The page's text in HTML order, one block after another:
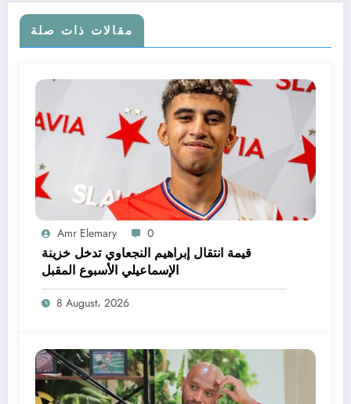
مقالات ذات صلة
Amr Elemary 0
قيمة انتقال إبراهيم النجعاوي تدخل خزينة
الإسماعيلي الأسبوع المقبل
8 August، 2026